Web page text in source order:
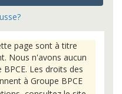
page sont à titre
Nous n'avons aucun
Les droits des
à Groupe BPCE